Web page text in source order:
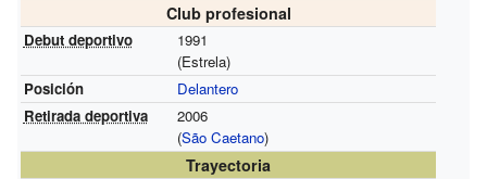
Club profesional
Debut deportivo
1991
(Estrela)
Posición
Delantero
Retirada deportiva
2006
(São Caetano)
Trayectoria